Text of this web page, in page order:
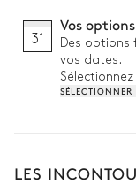
31
Vos
Des options
vos dates.
SÉLECTIONNER
LES